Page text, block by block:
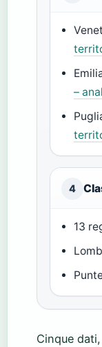
–
4
13
Cinque